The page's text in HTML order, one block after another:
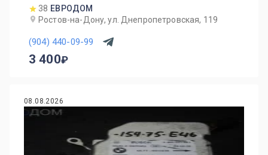
38 ЕВРОДОМ
Ростов-на-Дону, ул. Днепропетровская, 119
(904) 440-09-99
3 400
08.08.2026